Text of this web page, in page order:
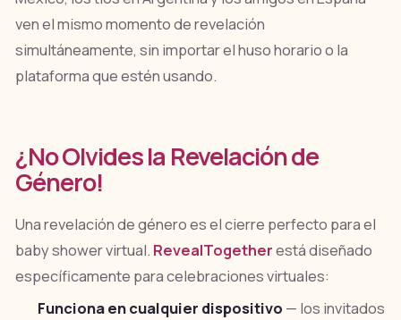
ven el mismo momento de revelación
simultáneamente, sin importar el huso horario o la
plataforma que estén usando.
¿No Olvides la Revelación de
Género!
Una revelación de género es el cierre perfecto para el
baby shower virtual. RevealTogetherestá diseñado
específicamente para celebraciones virtuales:
Funciona en cualquier dispositivo — los invitados